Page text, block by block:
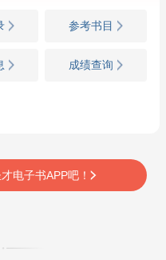
参考书目
成绩查询
电子书APP吧！